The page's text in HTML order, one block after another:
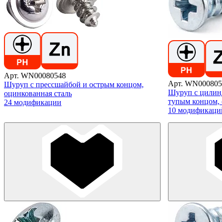
Арт. WN00080548
Шуруп с прессшайбой и острым концом,
оцинкованная сталь
24 модификации
Арт.
Шуруп с
тупым концом,
10